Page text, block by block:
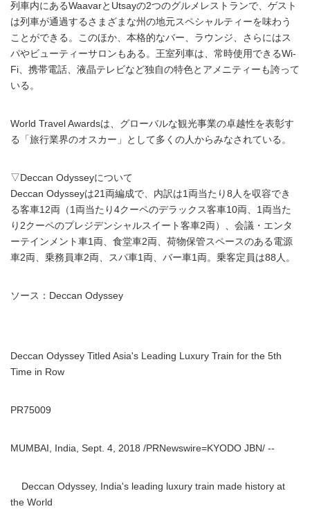
列車内にあるWaavarとUtsayの2つのグルメレストランで、ゲスト
は列車が通過するさまざまな州の地元スペシャルティーを味わう
ことができる。このほか、本格的なバー、ラウンジ、さらにはス
パやビューティーサロンもある。王室列車は、常時使用できるWi-
Fi、携帯電話、液晶テレビなど独自の特色とアメニティーも誇って
いる。
World Travel Awardsは、グローバルな観光事業の卓越性を表彰す
る「旅行業界のオスカー」として多くの人からみなされている。
▽Deccan Odysseyについて
Deccan Odysseyは21両編成で、内訳は1両当たり8人を収容でき
る客車12両（1両当たり4クーペのデラックス客車10両、1両当た
り2クーペのプレジデンシャルスイート客車2両）、会議・エンタ
ーテインメント車1両、食堂車2両、荷物保管スペースのある電源
車2両、乗務員車2両、スパ車1両、バー車1両。乗客定員は88人。
ソース：Deccan Odyssey
Deccan Odyssey Titled Asia's Leading Luxury Train for the 5th
Time in Row
PR75009
MUMBAI, India, Sept. 4, 2018 /PRNewswire=KYODO JBN/ --
Deccan Odyssey, India's leading luxury train made history at
the World